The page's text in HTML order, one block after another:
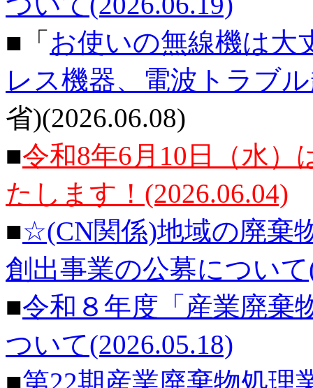
■「 お使いの無線機は大
レス機器、電波トラブ
省)(2026.06.08)
■令和8年6月10日（水）
たします！(2026.06.04)
■☆(CN関係)地域の廃棄
創出事業の公募について
■令和８年度「産業廃棄
ついて(2026.05.18)